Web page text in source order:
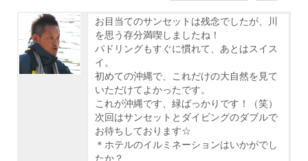
お目当てのサンセットは残念でしたが、川
を思う存分満喫しましたね！
パドリングもすぐに慣れて、あとはスイス
イ。
初めての沖縄で、これだけの大自然を見て
いただけてよかったです。
これが沖縄です、緑ばっかりです！（笑）
次回はサンセットとダイビングのダブルで
お待ちしております☆
＊ホテルのイルミネーションはいかがでし
たか？